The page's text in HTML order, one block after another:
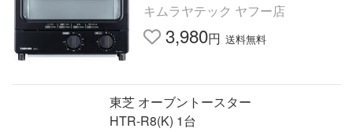
キムラヤテック ヤフー店
3,980円 送料無料
東芝 オーブントースター
HTR-R8(K) 1台